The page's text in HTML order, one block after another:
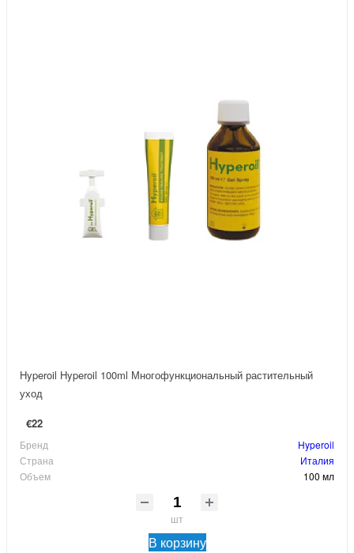
Hyperoil Hyperoil 100ml Многофункциональный растительный
уход
€22
Бренд
Hyperoil
Страна
Италия
Объем
100 мл
шт
В корзину